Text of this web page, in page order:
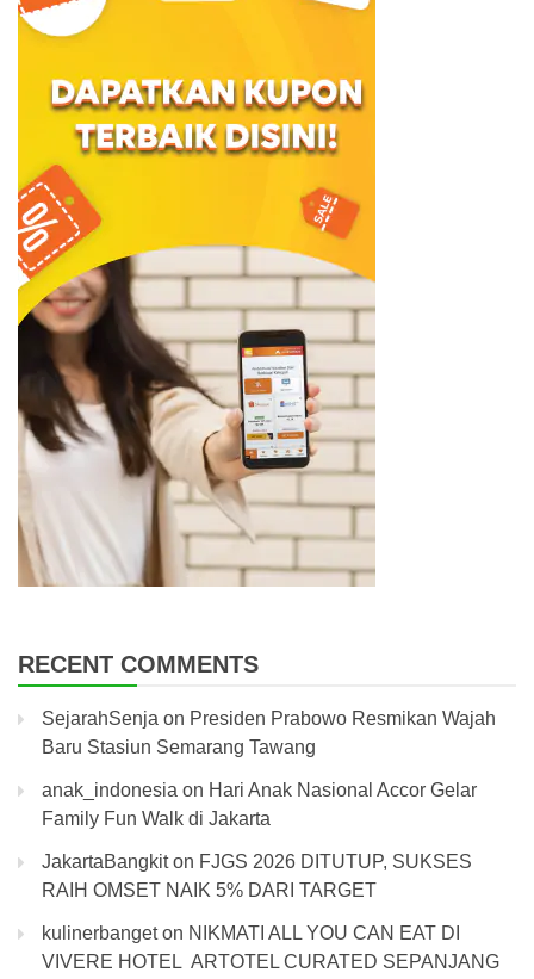
RECENT COMMENTS
SejarahSenja on Presiden Prabowo Resmikan Wajah
Baru Stasiun Semarang Tawang
anak_indonesia on Hari Anak Nasional Accor Gelar
Family Fun Walk di Jakarta
JakartaBangkiton FJGS 2026 DITUTUP, SUKSES
RAIH OMSET NAIK 5% DARI TARGET
kulinerbangeton NIKMATI ALL YOU CAN EAT DI
VIVERE HOTEL ARTOTEL CURATED SEPANJANG